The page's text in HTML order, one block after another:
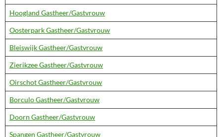
Hoogland Gastheer/Gastvrouw
Oosterpark Gastheer/Gastvrouw
Bleiswijk Gastheer/Gastvrouw
Zierikzee Gastheer/Gastvrouw
Oirschot Gastheer/Gastvrouw
Borculo Gastheer/Gastvrouw
Doorn Gastheer/Gastvrouw
Spangen Gastheer/Gastvrouw